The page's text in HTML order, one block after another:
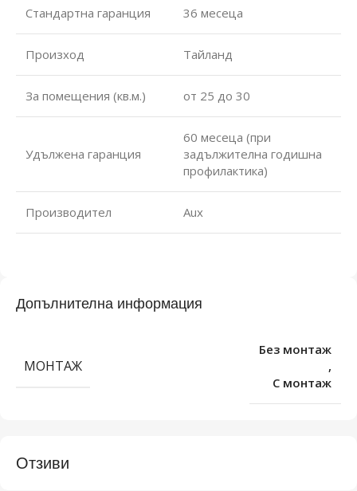
Стандартна гаранция 36 месеца
Произход Тайланд
За помещения (кв.м.) от 25 до 30
Удължена гаранция
60 месеца (при
задължителна годишна
профилактика)
Производител Aux
Допълнителна информация
МОНТАЖ
Без монтаж
,
С монтаж
Отзиви